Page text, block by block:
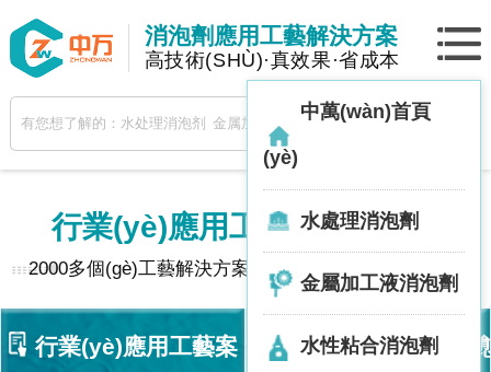
消泡劑應用工藝解決方案
高技術(SHÙ)·真效果·省成本
中萬(wàn)首頁
(yè)
水處理消泡劑
金屬加工液消泡劑
水性粘合消泡劑
行業(yè)應用工藝 · 解決方案
2000多個(gè)工藝解決方案，助你解決泡沫問(wèn)題
行業(yè)應用工藝案 技術(shù)動(dòng)